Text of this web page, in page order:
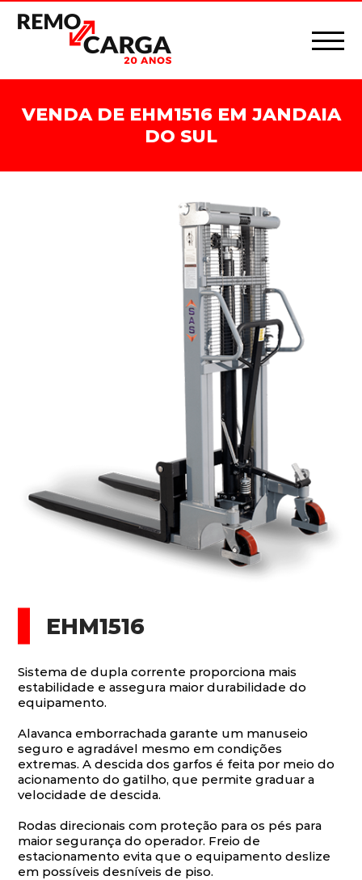
VENDA DE EHM1516 EM JANDAIA
DO SUL
EHM1516
Sistema de dupla corrente proporciona mais
estabilidade e assegura maior durabilidade do
equipamento.
Alavanca emborrachada garante um manuseio
seguro e agradável mesmo em condições
extremas. A descida dos garfos é feita por meio do
acionamento do gatilho, que permite graduar a
velocidade de descida.
Rodas direcionais com proteção para os pés para
maior segurança do operador. Freio de
estacionamento evita que o equipamento deslize
em possíveis desníveis de piso.